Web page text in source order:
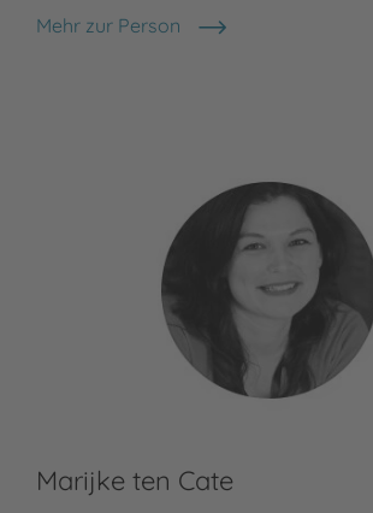
Mehr zur Person
Martin Polster
Marijke ten Cate